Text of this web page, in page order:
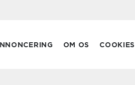
OM OS COOKIES